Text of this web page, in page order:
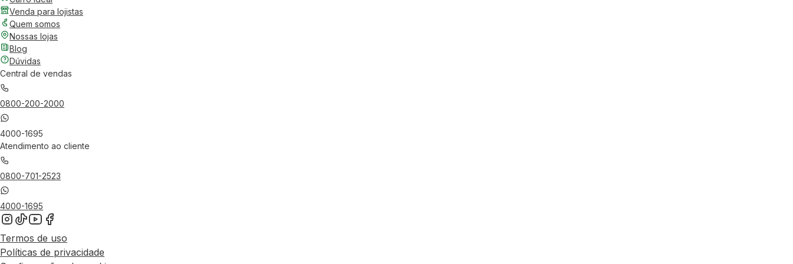
Venda para lojistas
Quem somos
Nossas lojas
Blog
Dúvidas
Central de vendas
0800-200-2000
4000-1695
Atendimento ao cliente
0800-701-2523
4000-1695
Termos de uso
Políticas de privacidade